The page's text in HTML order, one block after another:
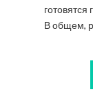
В общем,